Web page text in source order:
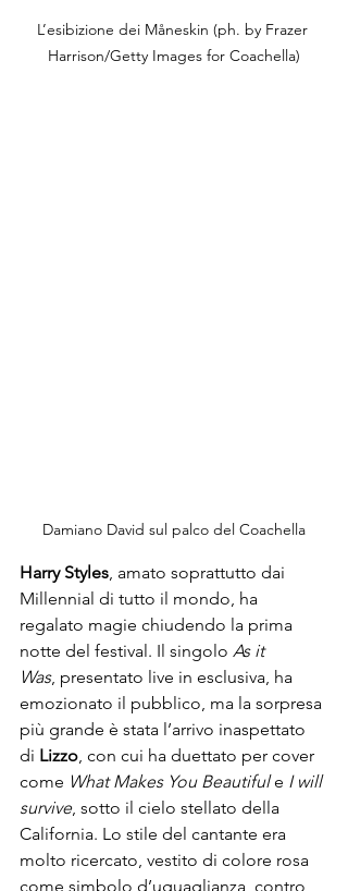
L’esibizione dei Måneskin (ph. by Frazer
Harrison/Getty Images for Coachella)
Damiano David sul palco del Coachella
Harry Styles , amato soprattutto dai
Millennial di tutto il mondo, ha
regalato magie chiudendo la prima
notte del festival. Il singolo As it
Was, presentato live in esclusiva, ha
emozionato il pubblico, ma la sorpresa
più grande è stata l’arrivo inaspettato
di Lizzo , con cui ha duettato per cover
come What Makes You Beautiful e I will
survive, sotto il cielo stellato della
California. Lo stile del cantante era
molto ricercato, vestito di colore rosa
come simbolo d’uguaglianza, contro